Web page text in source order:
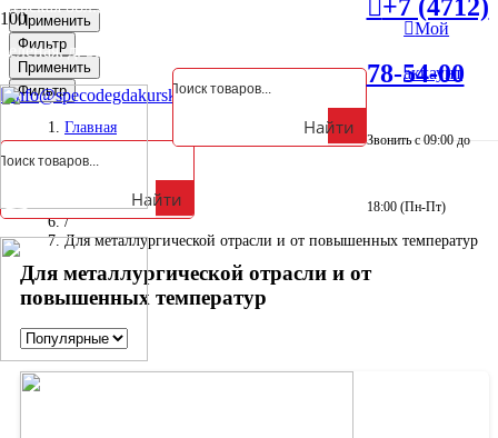
Курская обл., Октябрьский р-н, д. Анахина, ул.
Зеленая, д. 5а
info@specodegdakursk.ru
Мой
аккаунт
Найти
+7 (4712)
78-54-00
Звонить с 09:00 до
18:00 (Пн-Пт)
Найти
Применить
Фильтр
Применить
Фильтр
Главная
/
Спецодежда
/
Для металлургической отрасли и от повышенных температур
Для металлургической отрасли и от
повышенных температур